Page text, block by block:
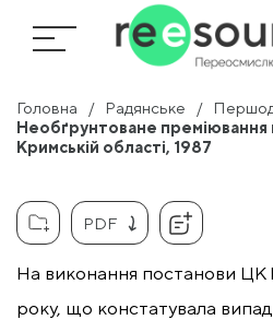
Головна Радянське
Необґрунтоване преміювання
Кримській області, 1987
PDF
На виконання постанови ЦК
року, що констатувала